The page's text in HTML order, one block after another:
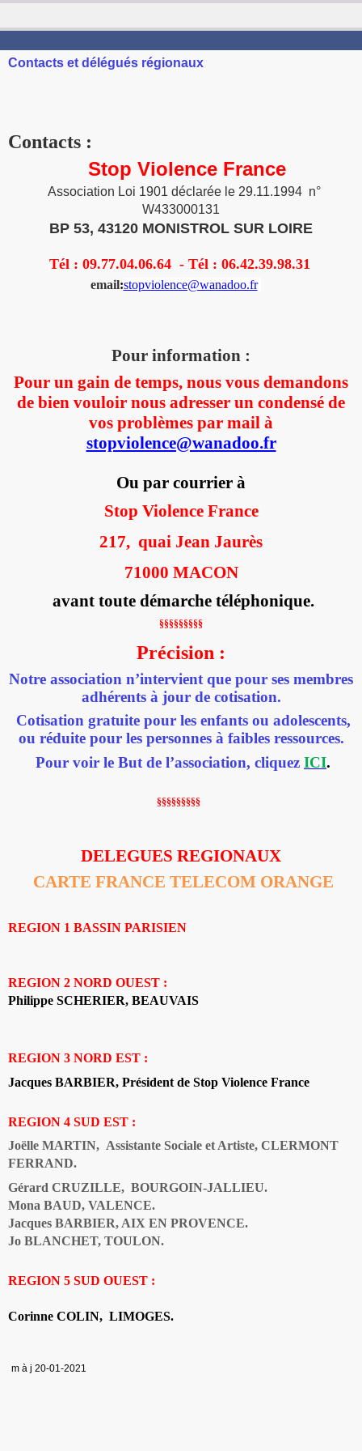
Contacts et délégués régionaux
Contacts :
Stop Violence France
Association Loi 1901 déclarée le 29.11.1994 n°
W433000131
BP 53, 43120 MONISTROL SUR LOIRE
Tél : 09.77.04.06.64 - Tél : 06.42.39.98.31
email:stopviolence@wanadoo.fr
Pour information :
Pour un gain de temps, nous vous demandons
de bien vouloir nous adresser un condensé de
vos problèmes par mail à
stopviolence@wanadoo.fr
Ou par courrier à
Stop Violence France
217, quai Jean Jaurès
71000 MACON
avant toute démarche téléphonique.
§§§§§§§§§
Précision :
Notre association n’intervient que pour ses membres
adhérents à jour de cotisation.
Cotisation gratuite pour les enfants ou adolescents,
ou réduite pour les personnes à faibles ressources.
Pour voir le But de l’association, cliquez ICI.
§§§§§§§§§
DELEGUES REGIONAUX
CARTE FRANCE TELECOM ORANGE
REGION 1 BASSIN PARISIEN
REGION 2 NORD OUEST :
Philippe SCHERIER, BEAUVAIS
REGION 3 NORD EST :
Jacques BARBIER, Président de Stop Violence France
REGION 4 SUD EST :
Joëlle MARTIN, Assistante Sociale et Artiste, CLERMONT
FERRAND.
Gérard CRUZILLE, BOURGOIN-JALLIEU.
Mona BAUD, VALENCE.
Jacques BARBIER, AIX EN PROVENCE.
Jo BLANCHET, TOULON.
REGION 5 SUD OUEST :
Corinne COLIN, LIMOGES.
m à j 20-01-2021